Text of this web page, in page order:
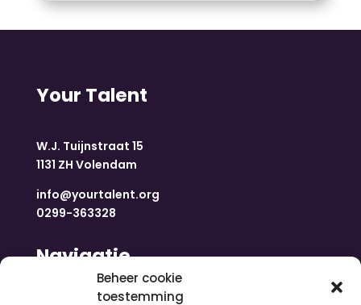
Beheer cookie
toestemming
Your Talent
W.J. Tuijnstraat 15
1131 ZH Volendam
info@yourtalent.org
0299-363328
Navigatie